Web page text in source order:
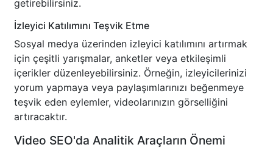
getirebilirsiniz.
İzleyici Katılımını Teşvik Etme
Sosyal medya üzerinden izleyici katılımını artırmak
için çeşitli yarışmalar, anketler veya etkileşimli
içerikler düzenleyebilirsiniz. Örneğin, izleyicilerinizi
yorum yapmaya veya paylaşımlarınızı beğenmeye
teşvik eden eylemler, videolarınızın görselliğini
artıracaktır.
Video SEO'da Analitik Araçların Önemi